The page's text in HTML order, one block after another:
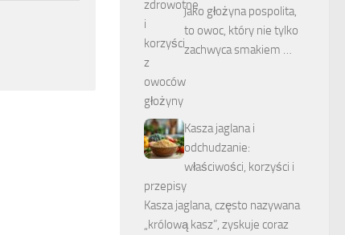
jako głożyna pospolita,
to owoc, który nie tylko
zachwyca smakiem …
Kasza jaglana i
odchudzanie:
właściwości, korzyści i
przepisy
Kasza jaglana, często nazywana
„królową kasz”, zyskuje coraz